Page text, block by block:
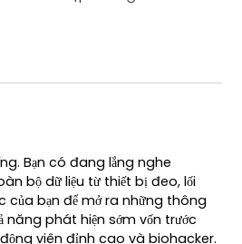
Bạn có đang lắng nghe
bộ dữ liệu từ thiết bị đeo, lối
của bạn để mở ra những thông
phát hiện sớm vốn trước
viên đỉnh cao và biohacker.